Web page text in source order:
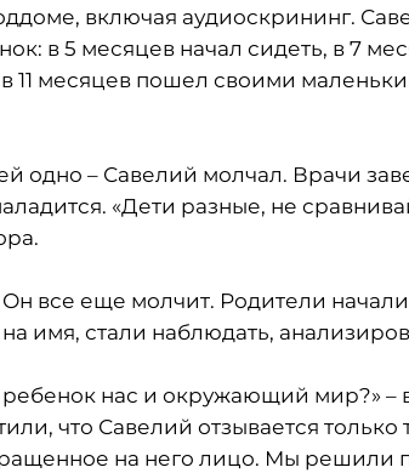
включая аудиоскрининг.
в 5 месяцев начал сидеть, в 7
11 месяцев пошел своими
одно – Савелий молчал. Врачи
«Дети разные, не
все еще молчит. Родители начали
на имя, стали наблюдать,
нас и окружающий мир?» –
что Савелий отзывается только
на него лицо. Мы решили